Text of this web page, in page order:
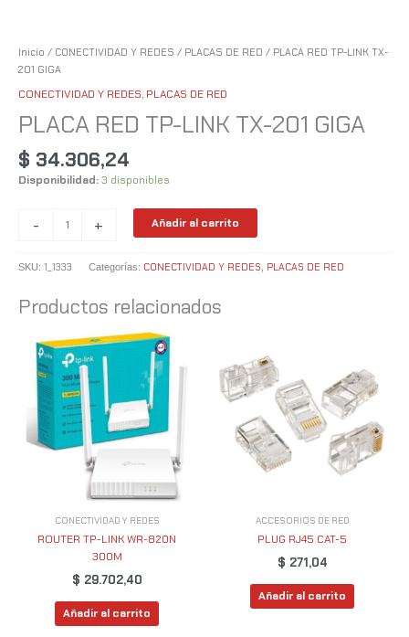
Inicio / CONECTIVIDAD Y REDES / PLACAS DE RED / PLACA RED TP-LINK TX-
201 GIGA
CONECTIVIDAD Y REDES, PLACAS DE RED
PLACA RED TP-LINK TX-201 GIGA
$ 34.306,24
Disponibilidad:3 disponibles
- + Añadir al carrito
SKU: 1_1333 Categorías: CONECTIVIDAD Y REDES PLACAS DE RED
Productos relacionados
CONECTIVIDAD Y REDES
ROUTER TP-LINK WR-820N
300M
$ 29.702,40
Añadir al carrito
ACCESORIOS DE RED
PLUG RJ45 CAT-5
$ 271,04
Añadir al carrito